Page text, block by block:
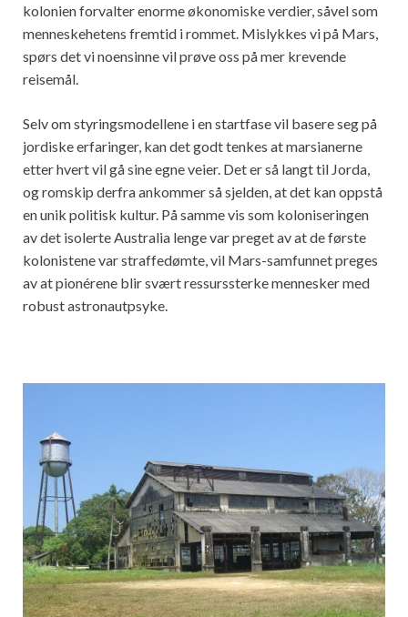
kolonien forvalter enorme økonomiske verdier, såvel som
menneskehetens fremtid i rommet. Mislykkes vi på Mars,
spørs det vi noensinne vil prøve oss på mer krevende
reisemål.
Selv om styringsmodellene i en startfase vil basere seg på
jordiske erfaringer, kan det godt tenkes at marsianerne
etter hvert vil gå sine egne veier. Det er så langt til Jorda,
og romskip derfra ankommer så sjelden, at det kan oppstå
en unik politisk kultur. På samme vis som koloniseringen
av det isolerte Australia lenge var preget av at de første
kolonistene var straffedømte, vil Mars-samfunnet preges
av at pionérene blir svært ressurssterke mennesker med
robust astronautpsyke.